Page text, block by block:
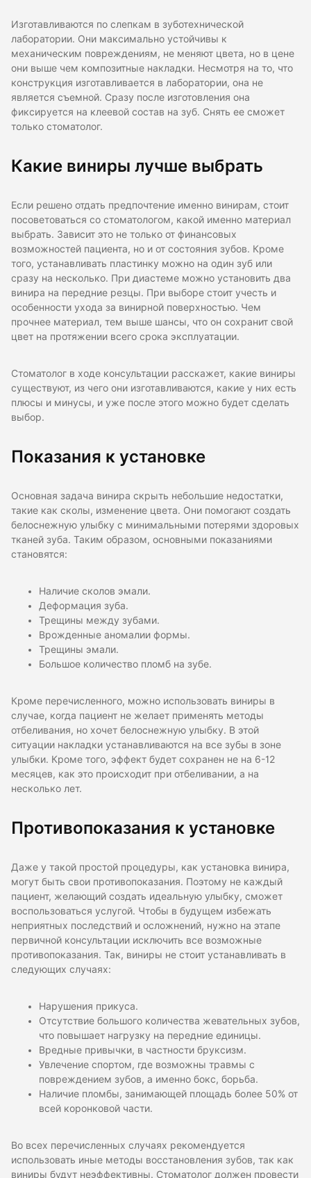
Изготавливаются по слепкам в зуботехнической
лаборатории. Они максимально устойчивы к
механическим повреждениям, не меняют цвета, но в цене
они выше чем композитные накладки. Несмотря на то, что
конструкция изготавливается в лаборатории, она не
является съемной. Сразу после изготовления она
фиксируется на клеевой состав на зуб. Снять ее сможет
только стоматолог.
Какие виниры лучше выбрать
Если решено отдать предпочтение именно винирам, стоит
посоветоваться со стоматологом, какой именно материал
выбрать. Зависит это не только от финансовых
возможностей пациента, но и от состояния зубов. Кроме
того, устанавливать пластинку можно на один зуб или
сразу на несколько. При диастеме можно установить два
винира на передние резцы. При выборе стоит учесть и
особенности ухода за винирной поверхностью. Чем
прочнее материал, тем выше шансы, что он сохранит свой
цвет на протяжении всего срока эксплуатации.
Стоматолог в ходе консультации расскажет, какие виниры
существуют, из чего они изготавливаются, какие у них есть
плюсы и минусы, и уже после этого можно будет сделать
выбор.
Показания к установке
Основная задача винира скрыть небольшие недостатки,
такие как сколы, изменение цвета. Они помогают создать
белоснежную улыбку с минимальными потерями здоровых
тканей зуба. Таким образом, основными показаниями
становятся:
Наличие сколов эмали.
Деформация зуба.
Трещины между зубами.
Врожденные аномалии формы.
Трещины эмали.
Большое количество пломб на зубе.
Кроме перечисленного, можно использовать виниры в
случае, когда пациент не желает применять методы
отбеливания, но хочет белоснежную улыбку. В этой
ситуации накладки устанавливаются на все зубы в зоне
улыбки. Кроме того, эффект будет сохранен не на 6-12
месяцев, как это происходит при отбеливании, а на
несколько лет.
Противопоказания к установке
Даже у такой простой процедуры, как установка винира,
могут быть свои противопоказания. Поэтому не каждый
пациент, желающий создать идеальную улыбку, сможет
воспользоваться услугой. Чтобы в будущем избежать
неприятных последствий и осложнений, нужно на этапе
первичной консультации исключить все возможные
противопоказания. Так, виниры не стоит устанавливать в
следующих случаях:
Нарушения прикуса.
Отсутствие большого количества жевательных зубов,
что повышает нагрузку на передние единицы.
Вредные привычки, в частности бруксизм.
Увлечение спортом, где возможны травмы с
повреждением зубов, а именно бокс, борьба.
Наличие пломбы, занимающей площадь более 50% от
всей коронковой части.
Во всех перечисленных случаях рекомендуется
использовать иные методы восстановления зубов, так как
виниры будут неэффективны. Стоматолог должен провести